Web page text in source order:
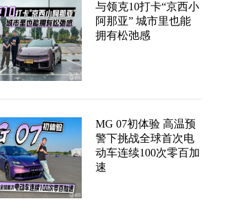
与领克10打卡“京西小
阿那亚” 城市里也能
拥有松弛感
MG 07初体验 高温预
警下挑战全球首次电
动车连续100次零百加
速